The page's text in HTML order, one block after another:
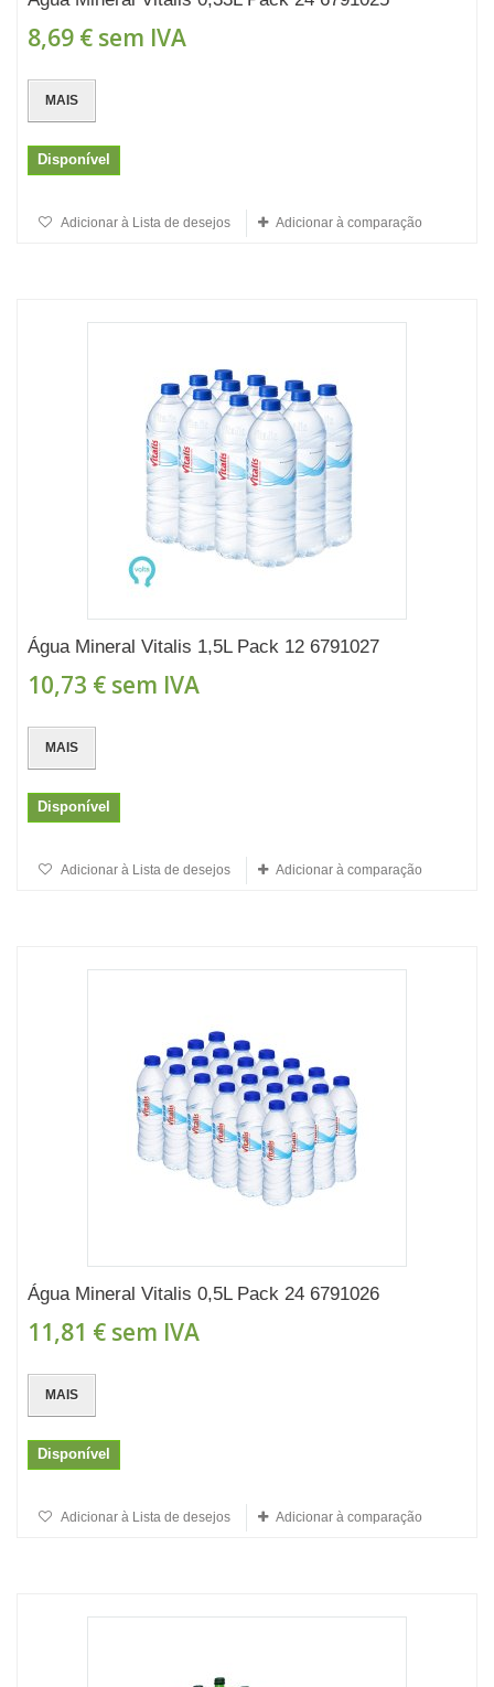
8,69 € sem IVA
MAIS
Disponível
Adicionar à Lista de desejos Adicionar à comparação
Água Mineral Vitalis 1,5L Pack 12 6791027
10,73 € sem IVA
MAIS
Disponível
Adicionar à Lista de desejos Adicionar à comparação
Água Mineral Vitalis 0,5L Pack 24 6791026
11,81 € sem IVA
MAIS
Disponível
Adicionar à Lista de desejos Adicionar à comparação